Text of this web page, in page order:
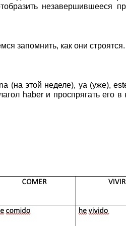
незавершившееся
запомнить, как они строятся.
(на этой неделе), ya (уже),
haber и проспрягать его